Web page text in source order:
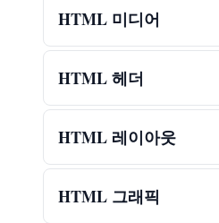
HTML 미디어
HTML 헤더
HTML 레이아웃
HTML 그래픽